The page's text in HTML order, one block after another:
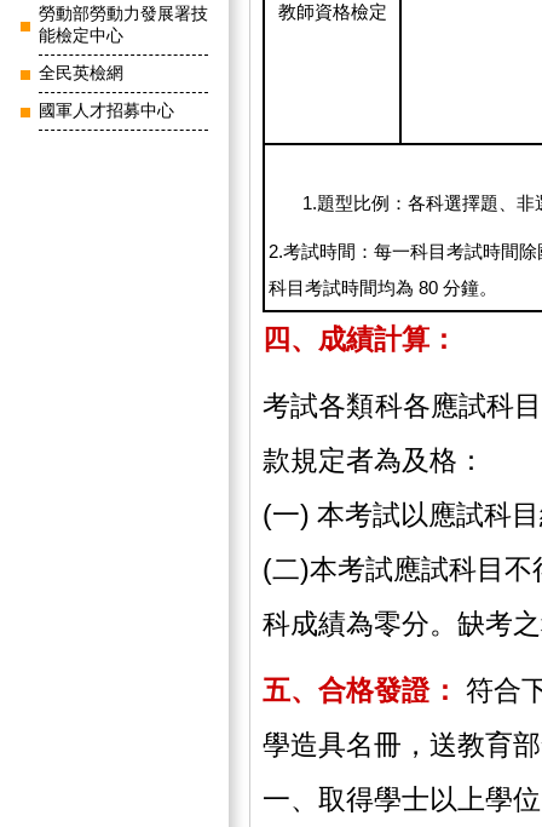
勞動部勞動力發展署技
能檢定中心
全民英檢網
國軍人才招募中心
教師資格檢定
1.題型比例：各科選擇題、
2.考試時間：每一科目考試時間
科目考試時間均為 80 分鐘。
四、成績計算：
考試各類科各應試科
款規定者為及格：
(一) 本考試以應試科
(二)本考試應試科目
科成績為零分。缺考
五、合格發證： 符合
學造具名冊，送教育
一、取得學士以上學